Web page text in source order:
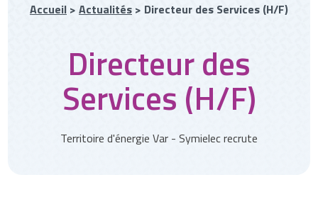
Accueil > Actualités > Directeur des Services (H/F)
Directeur des
Services (H/F)
Territoire d'énergie Var - Symielec recrute